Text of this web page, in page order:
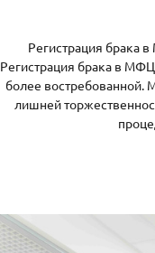
Регистрация брака
Регистрация брака в
более востребованной.
лишней